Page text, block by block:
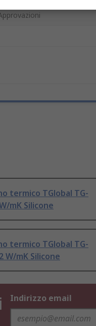
termico TGlobal TG-
mK Silicone
termico TGlobal TG-
W/mK Silicone
Indirizzo email